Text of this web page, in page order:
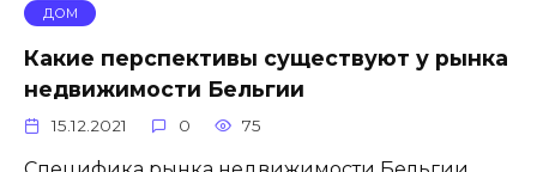
ДОМ
Какие перспективы существуют у рынка
недвижимости Бельгии
15.12.2021 0 75